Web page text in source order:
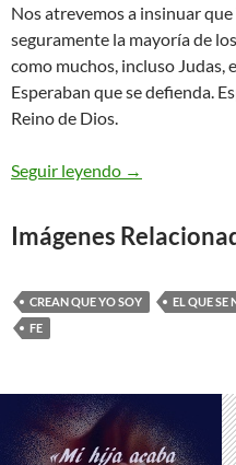
Nos atrevemos a insinuar
seguramente la mayoría de
como muchos, incluso Judas,
Esperaban que se defienda.
Reino de Dios.
Seguir leyendo Juan 20,24-29
→
Imágenes
CREAN QUE YO SOY
EL QUE SE
FE